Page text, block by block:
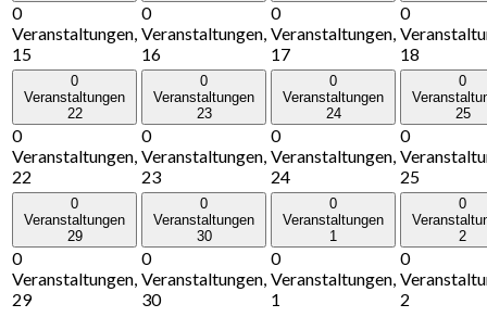
0
Veranstaltungen,
15
0
Veranstaltungen,
16
0
Veranstaltungen,
17
0
18
0
Veranstaltungen
22
0
Veranstaltungen,
22
0
Veranstaltungen
23
0
Veranstaltungen,
23
0
Veranstaltungen
24
0
Veranstaltungen,
24
0
25
0
25
0
Veranstaltungen
29
0
Veranstaltungen,
29
0
Veranstaltungen
30
0
Veranstaltungen,
30
0
Veranstaltungen
1
0
Veranstaltungen,
1
0
2
0
2